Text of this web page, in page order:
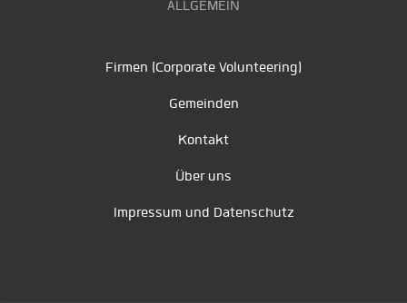
ALLGEMEIN
Firmen (Corporate Volunteering)
Gemeinden
Kontakt
Über uns
Impressum und Datenschutz